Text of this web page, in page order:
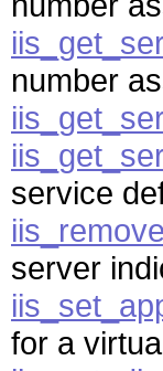
number
service
server
for a